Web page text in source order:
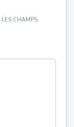
LES CHAMPS